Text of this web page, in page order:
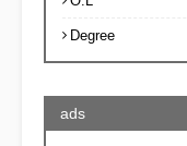
Degree
ads